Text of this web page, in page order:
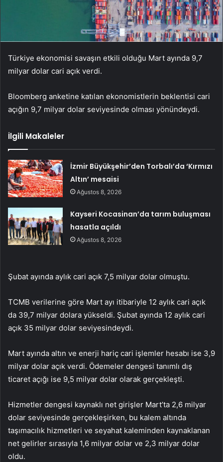
Türkiye ekonomisi savaşın etkili olduğu Mart ayında 9,7
milyar dolar cari açık verdi.
Bloomberg anketine katılan ekonomistlerin beklentisi cari
açığın 9,7 milyar dolar seviyesinde olması yönündeydi.
İlgili Makaleler
İzmir Büyükşehir’den Torbalı’da ‘Kırmızı
Altın’ mesaisi
Ağustos 8, 2026
Kayseri Kocasinan’da tarım buluşması
hasatla açıldı
Ağustos 8, 2026
Şubat ayında aylık cari açık 7,5 milyar dolar olmuştu.
TCMB verilerine göre Mart ayı itibariyle 12 aylık cari açık
da 39,7 milyar dolara yükseldi. Şubat ayında 12 aylık cari
açık 35 milyar dolar seviyesindeydi.
Mart ayında altın ve enerji hariç cari işlemler hesabı ise 3,9
milyar dolar açık verdi. Ödemeler dengesi tanımlı dış
ticaret açığı ise 9,5 milyar dolar olarak gerçekleşti.
Hizmetler dengesi kaynaklı net girişler Mart’ta 2,6 milyar
dolar seviyesinde gerçekleşirken, bu kalem altında
taşımacılık hizmetleri ve seyahat kaleminden kaynaklanan
net gelirler sırasıyla 1,6 milyar dolar ve 2,3 milyar dolar
oldu.